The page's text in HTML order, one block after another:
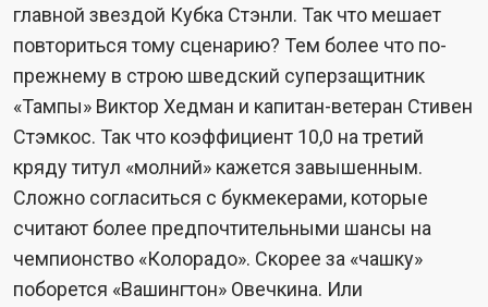
главной звездой Кубка Стэнли. Так что мешает
повториться тому сценарию? Тем более что по-
прежнему в строю шведский суперзащитник
«Тампы» Виктор Хедман и капитан-ветеран Стивен
Стэмкос. Так что коэффициент 10,0 на третий
кряду титул «молний» кажется завышенным.
Сложно согласиться с букмекерами, которые
считают более предпочтительными шансы на
чемпионство «Колорадо». Скорее за «чашку»
поборется «Вашингтон» Овечкина. Или